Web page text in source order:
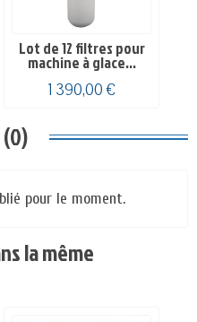
Lot de 12 filtres pour
machine à glace...
1 390,00 €
pour le moment.
la même